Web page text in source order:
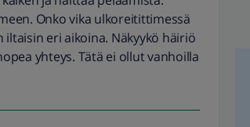
Onko vika ulkoreitittimessä
eri aikoina. Näkyykö häiriö
yhteys. Tätä ei ollut vanhoilla